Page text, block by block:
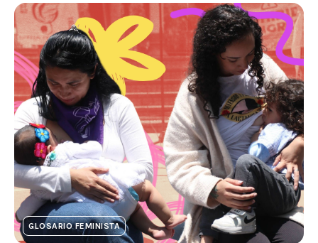
GLOSARIO FEMINISTA